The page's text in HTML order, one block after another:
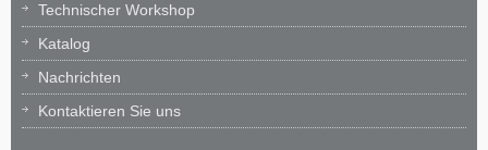
Technischer Workshop
Katalog
Nachrichten
Kontaktieren Sie uns